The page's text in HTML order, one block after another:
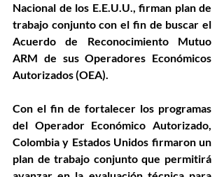
Nacional de los E.E.U.U., firman plan de
trabajo conjunto con el fin de buscar el
Acuerdo de Reconocimiento Mutuo
ARM de sus Operadores Económicos
Autorizados (OEA).
Con el fin de fortalecer los programas
del Operador Económico Autorizado,
Colombia y Estados Unidos firmaron un
plan de trabajo conjunto que permitirá